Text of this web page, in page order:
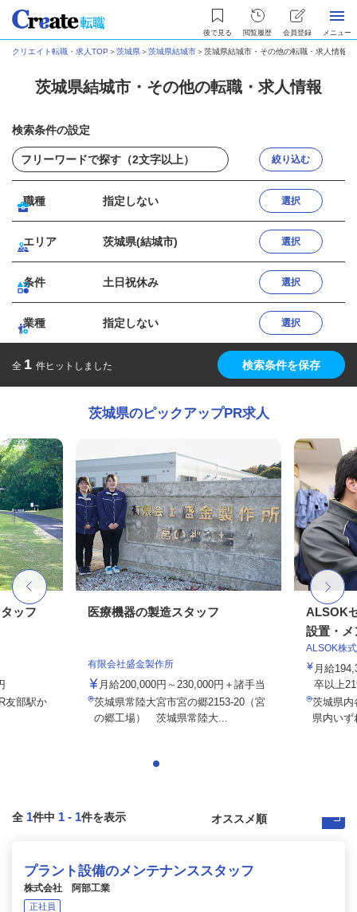
後で見る 閲覧履歴 会員登録 メニュー
クリエイト転職・求人TOP ＞茨城県＞茨城県結城市＞茨城県結城市・その他の転職・求人情報
茨城県結城市・その他の転職・求人情報
検索条件の設定
絞り込む
職種 指定しない 選択
エリア 茨城県(結城市) 選択
条件 土日祝休み 選択
業種 指定しない 選択
全 1 件ヒットしました 検索条件を保存
茨城県のピックアップPR求人
ッフ
友部駅か
医療機器の製造スタッフ
有限会社盛金製作所
月給200,000円～230,000円＋諸手当
茨城県常陸大宮市宮の郷2153-20（宮
の郷工場） 茨城県常陸大...
ALSOK
設置・メ
ALSOK株
月給
卒以上
茨城県
県内いず
全 1件中 1 - 1件を表示
プラント設備のメンテナンススタッフ
株式会社 阿部工業
正社員